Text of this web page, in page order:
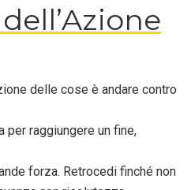
delle cose è andare contro
per raggiungere un fine,
forza. Retrocedi finché non